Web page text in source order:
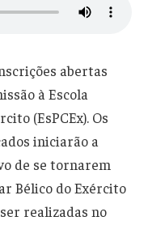
abertas
à Escola
(EsPCEx). Os
iniciarão a
de se tornarem
Bélico do Exército
realizadas no